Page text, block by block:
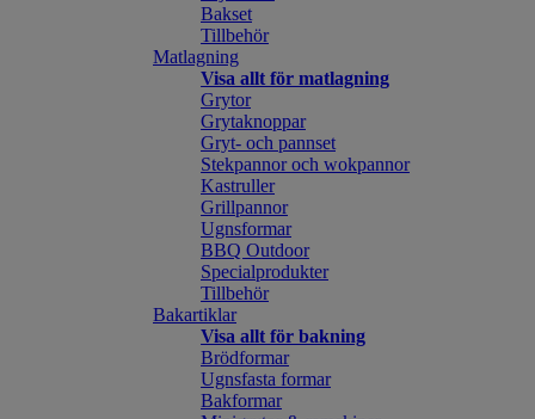
Bakset
Tillbehör
Matlagning
Visa allt för matlagning
Grytor
Grytaknoppar
Gryt- och pannset
Stekpannor och wokpannor
Kastruller
Grillpannor
Ugnsformar
BBQ Outdoor
Specialprodukter
Tillbehör
Bakartiklar
Visa allt för bakning
Brödformar
Ugnsfasta formar
Bakformar